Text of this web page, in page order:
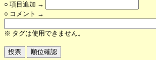
○ 項目追加 →
○ コメント →
※ タグは使用できません。